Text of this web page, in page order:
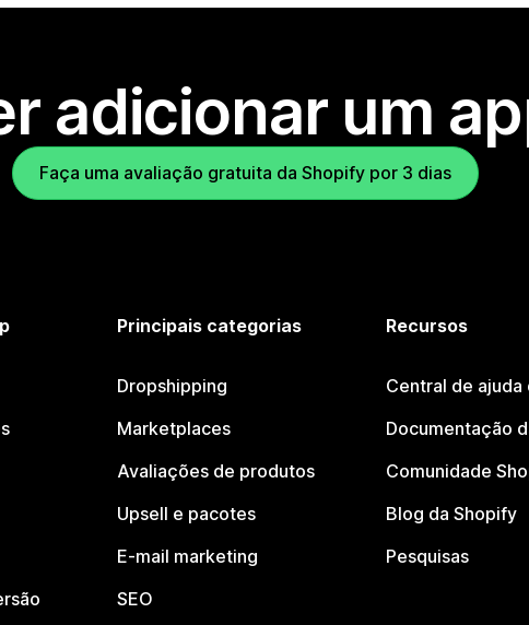
adicionar um
Faça uma avaliação gratuita da Shopify por 3 dias
Principais categorias
Dropshipping
Marketplaces
Avaliações de produtos
Upsell e pacotes
E-mail marketing
SEO
Recursos
Central de ajuda
Documentação
Comunidade
Blog da Shopify
Pesquisas